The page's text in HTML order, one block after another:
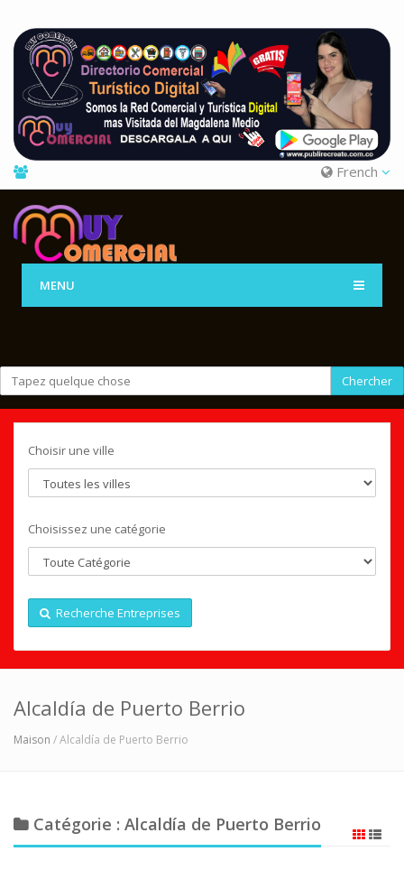
French
MENU
Chercher
Choisir une ville
Choisissez une catégorie
Recherche Entreprises
Alcaldía de Puerto Berrio
Maison / Alcaldía de Puerto Berrio
Catégorie : Alcaldía de Puerto Berrio